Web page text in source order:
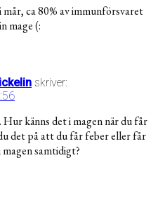
ca 80% av immunförsvaret
mage (:
skriver:
känns det i magen när du får
det på att du får feber eller får
samtidigt?